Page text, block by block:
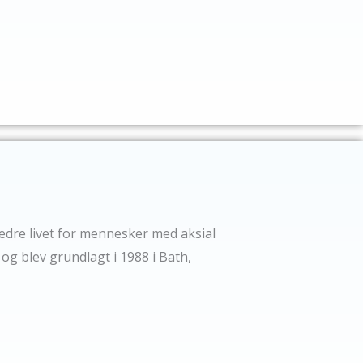
livet for mennesker med aksial
blev grundlagt i 1988 i Bath,